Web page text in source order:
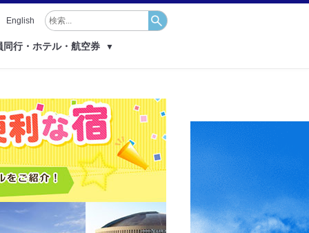
English
同行・ホテル・航空券 ▼